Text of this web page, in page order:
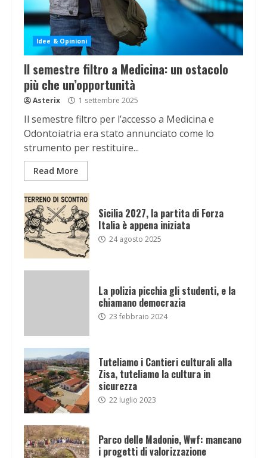
Idee & Opinioni
Il semestre filtro a Medicina: un ostacolo
più che un’opportunità
Asterix 1 settembre 2025
Il semestre filtro per l’accesso a Medicina e
Odontoiatria era stato annunciato come lo
strumento per restituire...
Read More
Sicilia 2027, la partita di Forza
Italia è appena iniziata
24 agosto 2025
La polizia picchia gli studenti, e la
chiamano democrazia
23 febbraio 2024
Tuteliamo i Cantieri culturali alla
Zisa, tuteliamo la cultura in
sicurezza
22 luglio 2023
Parco delle Madonie, Wwf: mancano
i progetti di valorizzazione